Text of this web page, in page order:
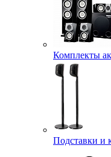
Комплекты
Подставки и